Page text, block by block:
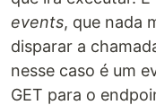
events, que nada
disparar a
nesse caso é um
GET para o